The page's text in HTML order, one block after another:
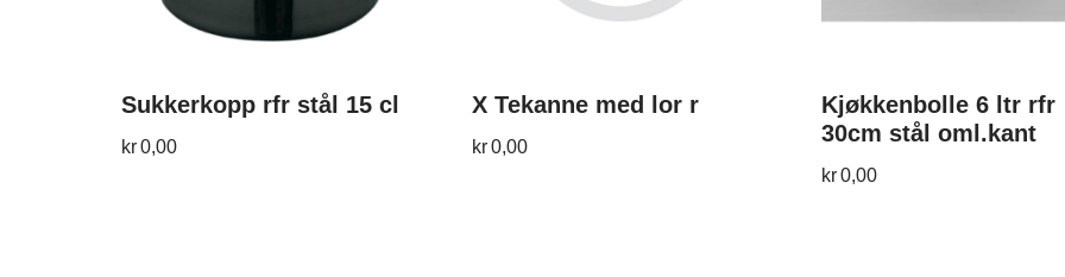
Sukkerkopp rfr stål 15 cl
kr0,00
X Tekanne med lor r
kr0,00
Kjøkkenbolle 6 ltr rfr
30cm stål oml.kant
kr0,00